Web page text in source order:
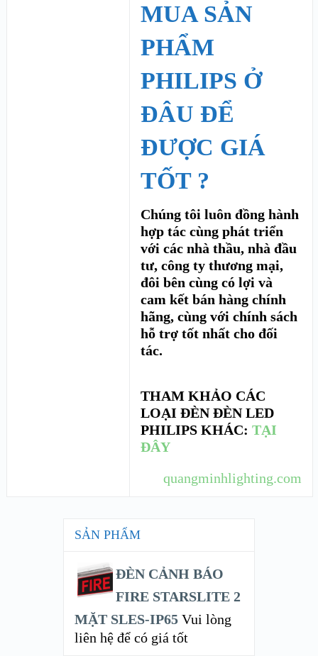
MUA SẢN
PHẨM
PHILIPS Ở
ĐÂU ĐỂ
ĐƯỢC GIÁ
TỐT ?
Chúng tôi luôn đồng hành
hợp tác cùng phát triển
với các nhà thầu, nhà đầu
tư, công ty thương mại,
đôi bên cùng có lợi và
cam kết bán hàng chính
hãng, cùng với chính sách
hỗ trợ tốt nhất cho đối
tác.
THAM KHẢO CÁC
LOẠI ĐÈN ĐÈN LED
PHILIPS KHÁC:TẠI
ĐÂY
quangminhlighting.com
SẢN PHẨM
ĐÈN CẢNH BÁO
FIRE STARSLITE 2
MẶT SLES-IP65 Vui lòng
liên hệ để có giá tốt